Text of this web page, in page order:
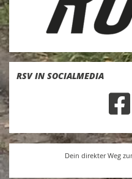
RSV IN SOCIALMEDIA
Dein direkter Weg